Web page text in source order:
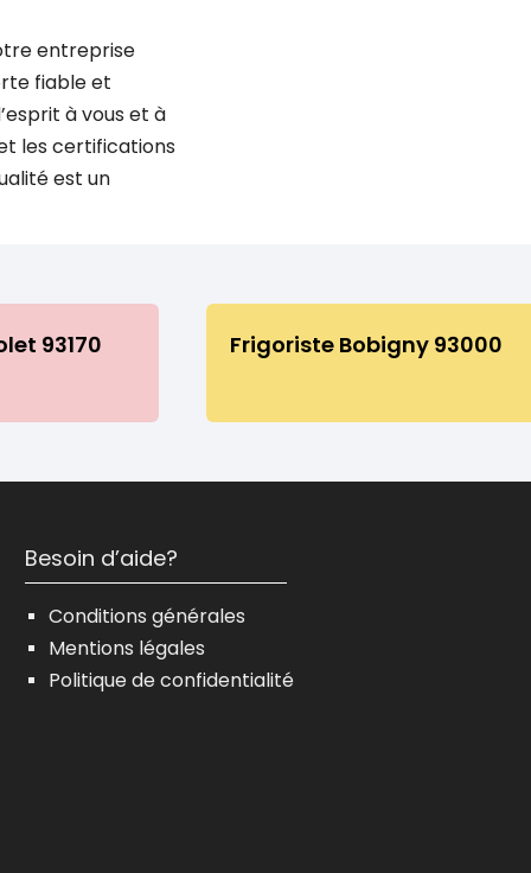
entreprise
fiable et
à vous et à
les certifications
est un
93170 Frigoriste Bobigny 93000
Besoin d’aide?
Conditions générales
Mentions légales
Politique de confidentialité